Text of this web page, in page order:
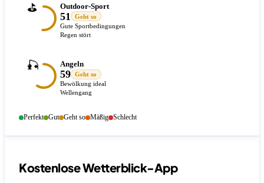
⛳ Outdoor-Sport
51
Geht so
Gute Sportbedingungen
Regen stört
🎣 Angeln
59
Geht so
Bewölkung ideal
Wellengang
Perfekt Gut Geht so Mäßig Schlecht
Kostenlose Wetterblick-App